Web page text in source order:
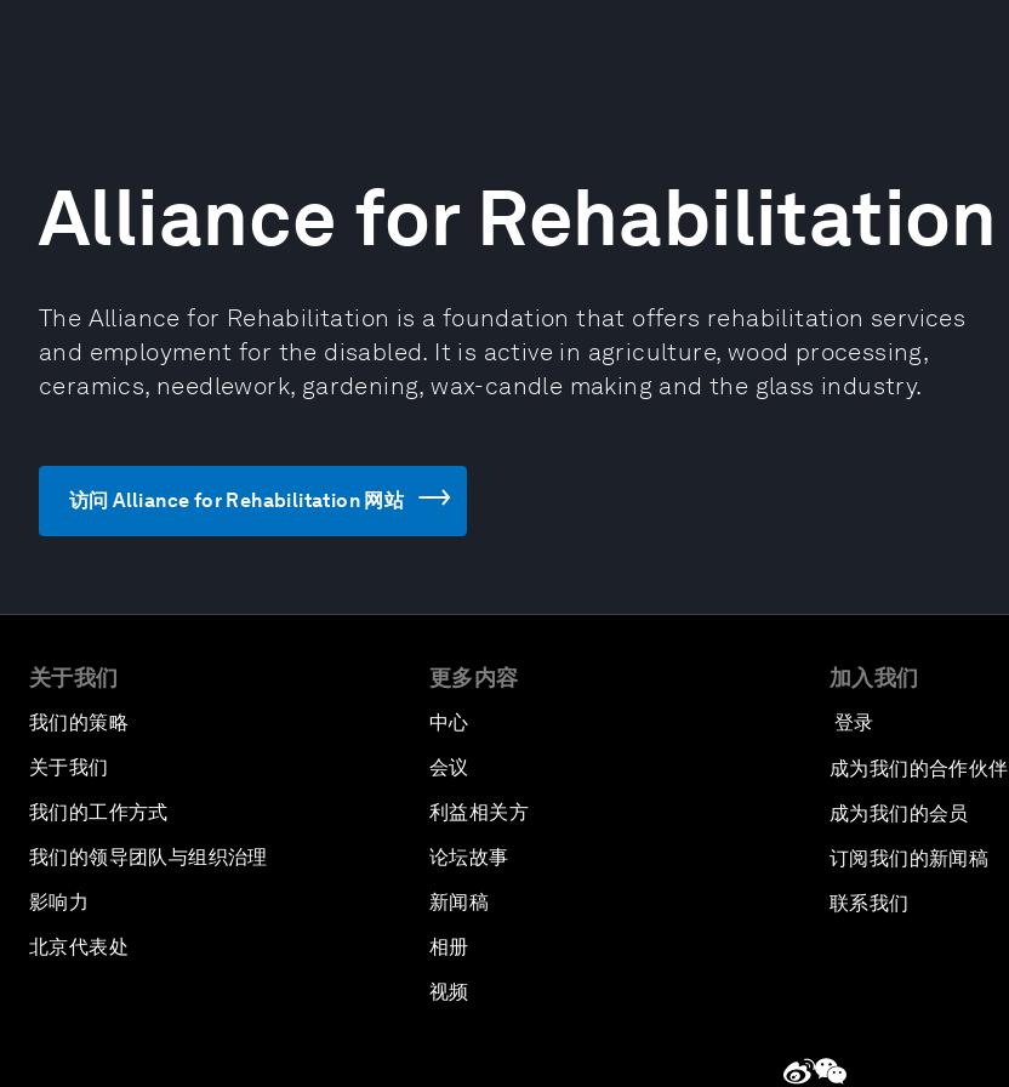
Alliance for Rehabilitation
The Alliance for Rehabilitation is a foundation that offers rehabilitation services
and employment for the disabled. It is active in agriculture, wood processing,
ceramics, needlework, gardening, wax-candle making and the glass industry.
访问 Alliance for Rehabilitation 网站
关于我们
我们的策略
关于我们
我们的工作方式
我们的领导团队与组织治理
影响力
北京代表处
更多内容
中心
会议
利益相关方
论坛故事
新闻稿
相册
视频
加入我们
登录
成为我们的合作伙伴
成为我们的会员
订阅我们的新闻稿
联系我们